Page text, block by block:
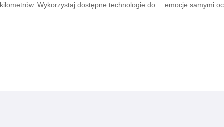
kilometrów. Wykorzystaj dostępne technologie do
emocje samymi